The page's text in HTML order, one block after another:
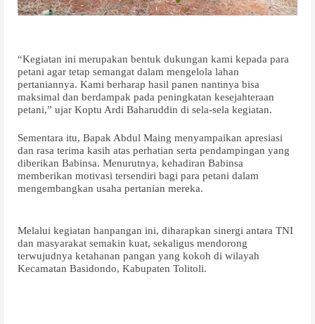
“Kegiatan ini merupakan bentuk dukungan kami kepada para
petani agar tetap semangat dalam mengelola lahan
pertaniannya. Kami berharap hasil panen nantinya bisa
maksimal dan berdampak pada peningkatan kesejahteraan
petani,” ujar Koptu Ardi Baharuddin di sela-sela kegiatan.
Sementara itu, Bapak Abdul Maing menyampaikan apresiasi
dan rasa terima kasih atas perhatian serta pendampingan yang
diberikan Babinsa. Menurutnya, kehadiran Babinsa
memberikan motivasi tersendiri bagi para petani dalam
mengembangkan usaha pertanian mereka.
Melalui kegiatan hanpangan ini, diharapkan sinergi antara TNI
dan masyarakat semakin kuat, sekaligus mendorong
terwujudnya ketahanan pangan yang kokoh di wilayah
Kecamatan Basidondo, Kabupaten Tolitoli.